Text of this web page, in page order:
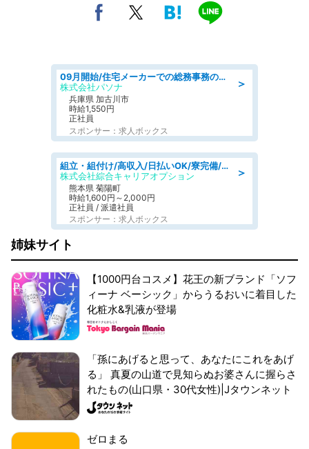
＞
09月開始/住宅メーカーでの総務事務のお仕事/駅近/車通勤可/一般事務/人事労務
株式会社パソナ
兵庫県 加古川市
時給1,550円
正社員
スポンサー：求人ボックス
＞
組立・組付け/高収入/日払いOK/寮完備/交替制/20・30・40代活躍中
株式会社綜合キャリアオプション
熊本県 菊陽町
時給1,600円～2,000円
正社員 / 派遣社員
スポンサー：求人ボックス
姉妹サイト
【1000円台コスメ】花王の新ブランド「ソフ
ィーナ ベーシック」からうるおいに着目した
化粧水&乳液が登場
「孫にあげると思って、あなたにこれをあげ
る」 真夏の山道で見知らぬお婆さんに握らさ
れたもの(山口県・30代女性)|Jタウンネット
ゼロまる